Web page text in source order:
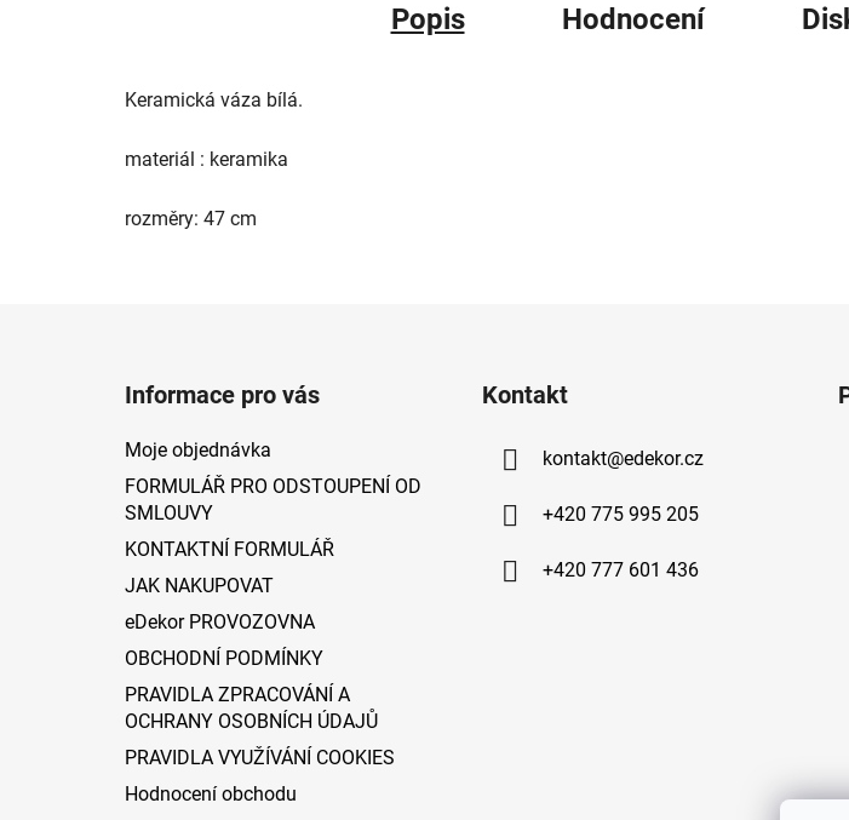
Popis Hodnocení
Keramická váza bílá.
materiál : keramika
rozměry: 47 cm
Informace pro vás
Moje objednávka
FORMULÁŘ PRO ODSTOUPENÍ OD
SMLOUVY
KONTAKTNÍ FORMULÁŘ
JAK NAKUPOVAT
eDekor PROVOZOVNA
OBCHODNÍ PODMÍNKY
PRAVIDLA ZPRACOVÁNÍ A
OCHRANY OSOBNÍCH ÚDAJŮ
PRAVIDLA VYUŽÍVÁNÍ COOKIES
Hodnocení obchodu
Kontakt
kontakt@edekor.cz
+420 775 995 205
+420 777 601 436